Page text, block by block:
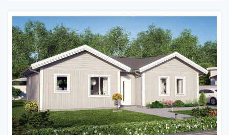
och är ett uppskattat inslag. De tre sovrummen tillsammans
med WC:et är praktiskt planerade och har gott om ljusinsläpp.